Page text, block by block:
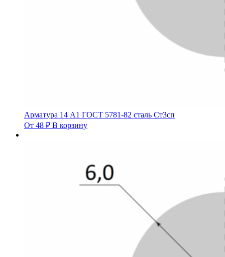
Арматура 14 А1 ГОСТ 5781-82 сталь Ст3сп
От 48 ₽ В корзину